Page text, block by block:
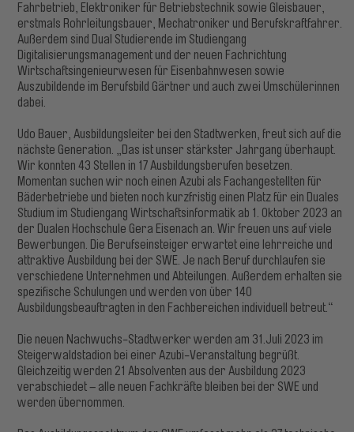
Fahrbetrieb, Elektroniker für Betriebstechnik sowie Gleisbauer,
erstmals Rohrleitungsbauer, Mechatroniker und Berufskraftfahrer.
Außerdem sind Dual Studierende im Studiengang
Digitalisierungsmanagement und der neuen Fachrichtung
Wirtschaftsingenieurwesen für Eisenbahnwesen sowie
Auszubildende im Berufsbild Gärtner und auch zwei Umschülerinnen
dabei.
Udo Bauer, Ausbildungsleiter bei den Stadtwerken, freut sich auf die
nächste Generation. „Das ist unser stärkster Jahrgang überhaupt.
Wir konnten 43 Stellen in 17 Ausbildungsberufen besetzen.
Momentan suchen wir noch einen Azubi als Fachangestellten für
Bäderbetriebe und bieten noch kurzfristig einen Platz für ein Duales
Studium im Studiengang Wirtschaftsinformatik ab 1. Oktober 2023 an
der Dualen Hochschule Gera Eisenach an. Wir freuen uns auf viele
Bewerbungen. Die Berufseinsteiger erwartet eine lehrreiche und
attraktive Ausbildung bei der SWE. Je nach Beruf durchlaufen sie
verschiedene Unternehmen und Abteilungen. Außerdem erhalten sie
spezifische Schulungen und werden von über 140
Ausbildungsbeauftragten in den Fachbereichen individuell betreut.“
Die neuen Nachwuchs-Stadtwerker werden am 31.Juli 2023 im
Steigerwaldstadion bei einer Azubi-Veranstaltung begrüßt.
Gleichzeitig werden 21 Absolventen aus der Ausbildung 2023
verabschiedet – alle neuen Fachkräfte bleiben bei der SWE und
werden übernommen.